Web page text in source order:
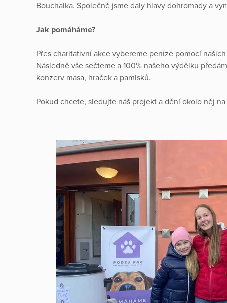
Bouchalka. Společně jsme daly hlavy dohromady a
Jak pomáháme?
Přes charitativní akce vybereme peníze pomocí
Následně vše sečteme a 100% našeho výdělku
konzerv masa, hraček a pamlsků.
Pokud chcete, sledujte náš projekt a dění okolo něj na